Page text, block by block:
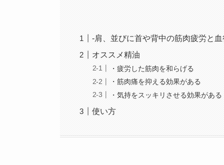
-肩、並びに首や背中の筋肉疲労と
オススメ精油
・疲労した筋肉を和らげる
・筋肉痛を抑える効果がある
・気持をスッキリさせる効果がある
使い方